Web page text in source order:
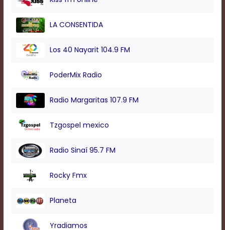
LA CONSENTIDA
Los 40 Nayarit 104.9 FM
PoderMix Radio
Radio Margaritas 107.9 FM
Tzgospel mexico
Radio Sinaí 95.7 FM
Rocky Fmx
Planeta
Yradiamos